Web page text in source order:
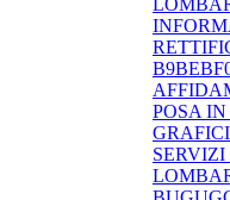
POSA